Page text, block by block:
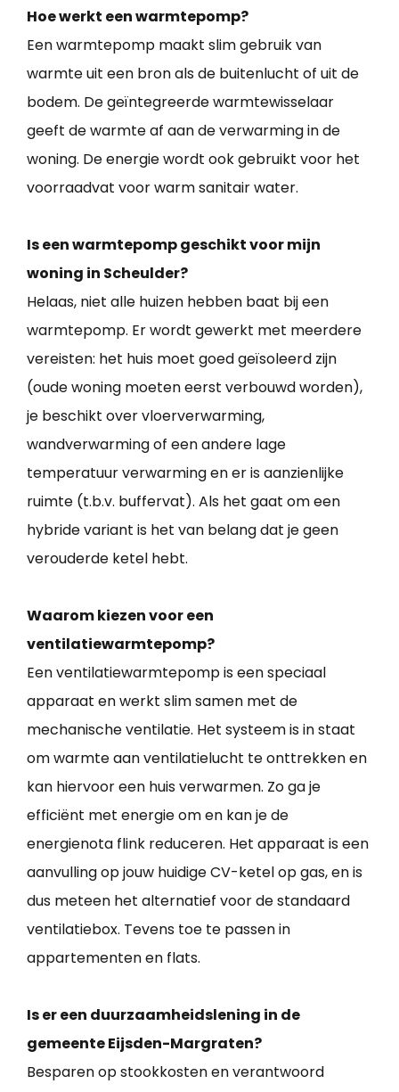
Hoe werkt een warmtepomp?
Een warmtepomp maakt slim gebruik van
warmte uit een bron als de buitenlucht of uit de
bodem. De geïntegreerde warmtewisselaar
geeft de warmte af aan de verwarming in de
woning. De energie wordt ook gebruikt voor het
voorraadvat voor warm sanitair water.
Is een warmtepomp geschikt voor mijn
woning in Scheulder?
Helaas, niet alle huizen hebben baat bij een
warmtepomp. Er wordt gewerkt met meerdere
vereisten: het huis moet goed geïsoleerd zijn
(oude woning moeten eerst verbouwd worden),
je beschikt over vloerverwarming,
wandverwarming of een andere lage
temperatuur verwarming en er is aanzienlijke
ruimte (t.b.v. buffervat). Als het gaat om een
hybride variant is het van belang dat je geen
verouderde ketel hebt.
Waarom kiezen voor een
ventilatiewarmtepomp?
Een ventilatiewarmtepomp is een speciaal
apparaat en werkt slim samen met de
mechanische ventilatie. Het systeem is in staat
om warmte aan ventilatielucht te onttrekken en
kan hiervoor een huis verwarmen. Zo ga je
efficiënt met energie om en kan je de
energienota flink reduceren. Het apparaat is een
aanvulling op jouw huidige CV-ketel op gas, en is
dus meteen het alternatief voor de standaard
ventilatiebox. Tevens toe te passen in
appartementen en flats.
Is er een duurzaamheidslening in de
gemeente Eijsden-Margraten?
Besparen op stookkosten en verantwoord